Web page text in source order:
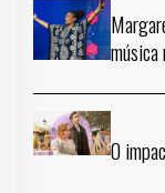
música
O